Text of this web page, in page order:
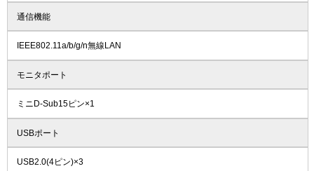
通信機能
IEEE802.11a/b/g/n無線LAN
モニタポート
ミニD-Sub15ピン×1
USBポート
USB2.0(4ピン)×3